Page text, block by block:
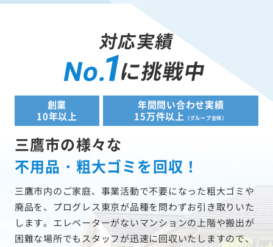
対応実績
No.1に挑戦中
創業
10年以上
年間問い合わせ実績
15万件以上
（グループ全体）
三鷹市の様々な
不用品・粗大ゴミを回収！
三鷹市内のご家庭、事業活動で不要になった粗大ゴミや
廃品を、プログレス東京が品種を問わずお引き取りいた
します。エレベーターがないマンションの上階や搬出が
困難な場所でもスタッフが迅速に回収いたしますので、